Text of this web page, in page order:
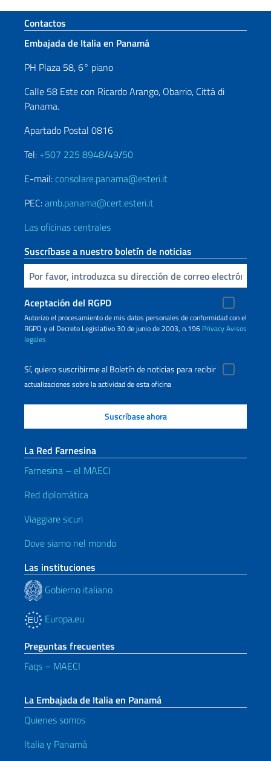
Sezione footer
Contactos
Embajada de Italia en Panamá
PH Plaza 58, 6° piano
Calle 58 Este con Ricardo Arango, Obarrio, Cittá di
Panama.
Apartado Postal 0816
Tel: +507 225 8948/49/50
E-mail: consolare.panama@esteri.it
PEC:amb.panama@cert.esteri.it
Las oficinas centrales
Suscríbase a nuestro boletín de noticias
Inserta tu correo electronico
Aceptación del RGPD
Autorizo ​​el procesamiento de mis datos personales de conformidad con el
RGPD y el Decreto Legislativo 30 de junio de 2003, n.196 PrivacyAvisos
legales
Sí, quiero suscribirme al Boletín de noticias para recibir
actualizaciones sobre la actividad de esta oficina
La Red Farnesina
Farnesina – el MAECI
Red diplomática
Viaggiare sicuri
Dove siamo nel mondo
Las instituciones
Gobierno italiano
Europa.eu
Preguntas frecuentes
Faqs – MAECI
La Embajada de Italia en Panamá
Quienes somos
Italia y Panamá